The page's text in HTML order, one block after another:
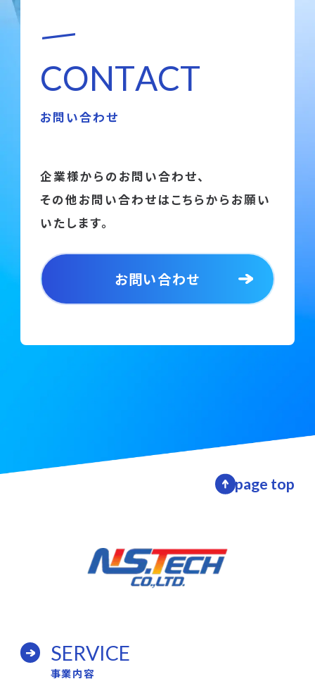
CONTACT
お問い合わせ
企業様からのお問い合わせ、
その他お問い合わせはこちらからお願い
いたします。
お問い合わせ
page top
SERVICE
事業内容